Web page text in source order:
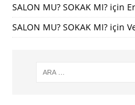
SALON MU? SOKAK MI? için
SALON MU? SOKAK MI? için